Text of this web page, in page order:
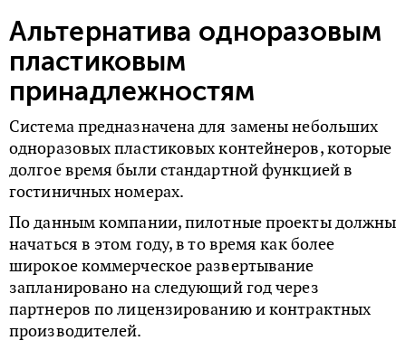
Альтернатива одноразовым
пластиковым
принадлежностям
Система предназначена для замены небольших
одноразовых пластиковых контейнеров, которые
долгое время были стандартной функцией в
гостиничных номерах.
По данным компании, пилотные проекты должны
начаться в этом году, в то время как более
широкое коммерческое развертывание
запланировано на следующий год через
партнеров по лицензированию и контрактных
производителей.